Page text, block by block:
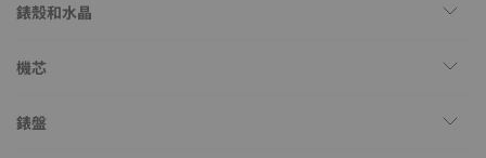
錶殼和水晶
機芯
錶盤